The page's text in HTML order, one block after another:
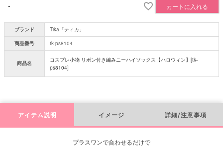
-
カートに入れる
ブランド
Tika「ティカ」
商品番号
tk-ps8104
商品名
コスプレ小物 リボン付き編みニーハイソックス【ハロウィン】[tk-
ps8104]
アイテム説明 イメージ 詳細/注意事項
プラスワンで合わせるだけで